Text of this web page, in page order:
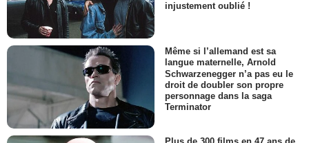
injustement oublié !
Même si l’allemand est sa
langue maternelle, Arnold
Schwarzenegger n’a pas eu le
droit de doubler son propre
personnage dans la saga
Terminator